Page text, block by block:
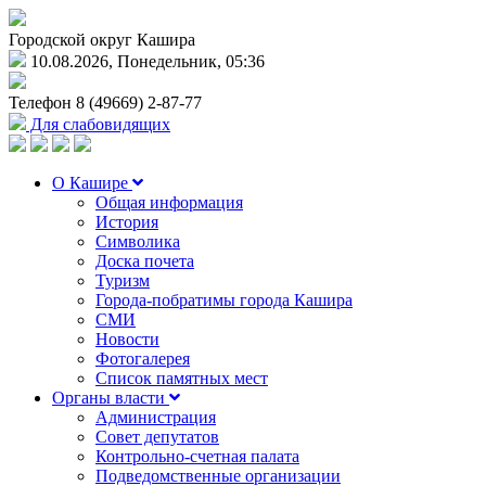
Городской округ Кашира
10.08.2026, Понедельник, 05:36
Телефон 8 (49669) 2-87-77
Для слабовидящих
О Кашире
Общая информация
История
Символика
Доска почета
Туризм
Города-побратимы города Кашира
СМИ
Новости
Фотогалерея
Список памятных мест
Органы власти
Администрация
Совет депутатов
Контрольно-счетная палата
Подведомственные организации